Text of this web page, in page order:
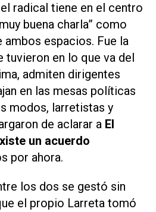
radical tiene en el centro
buena charla” como
espacios. Fue la
tuvieron en lo que va del
admiten dirigentes
en las mesas políticas
modos, larretistas y
de aclarar a El
un acuerdo
por ahora.
los dos se gestó sin
el propio Larreta tomó